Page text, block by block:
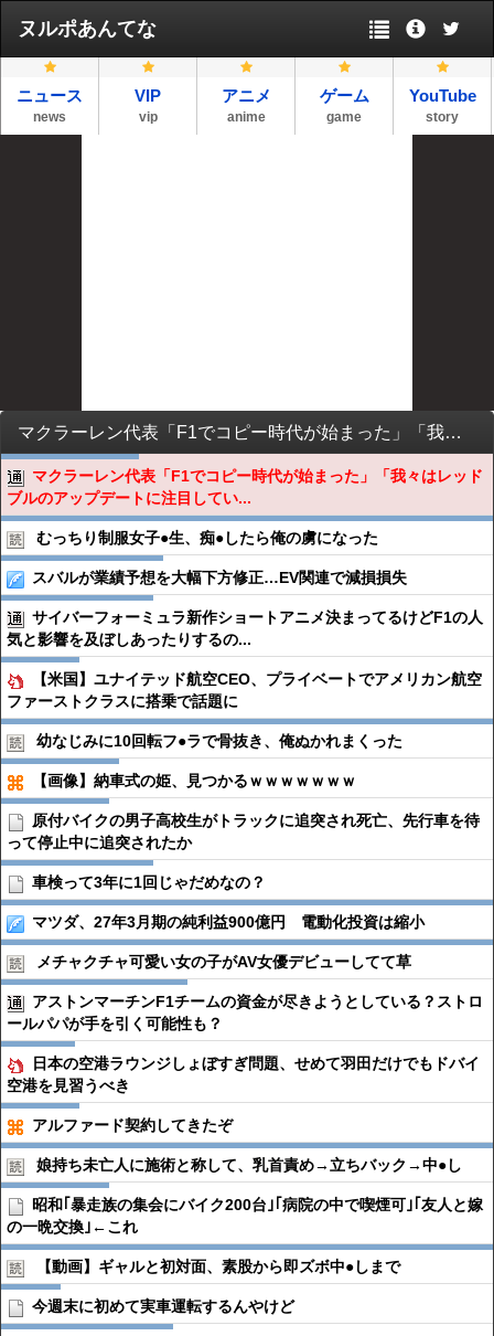
ヌルポあんてな
ニュース
news
VIP
vip
アニメ
anime
ゲーム
game
YouTube
story
マクラーレン代表「F1でコピー時代が始まった」「我々はレッドブルのアップデートに注目している」
マクラーレン代表「F1でコピー時代が始まった」「我々はレッド
ブルのアップデートに注目してい...
むっちり制服女子●︎生、痴●︎したら俺の虜になった
スバルが業績予想を大幅下方修正…EV関連で減損損失
サイバーフォーミュラ新作ショートアニメ決まってるけどF1の人
気と影響を及ぼしあったりするの...
【米国】ユナイテッド航空CEO、プライベートでアメリカン航空
ファーストクラスに搭乗で話題に
幼なじみに10回転フ●︎ラで骨抜き、俺ぬかれまくった
【画像】納車式の姫、見つかるｗｗｗｗｗｗｗ
原付バイクの男子高校生がトラックに追突され死亡、先行車を待
って停止中に追突されたか
車検って3年に1回じゃだめなの？
マツダ、27年3月期の純利益900億円 電動化投資は縮小
メチャクチャ可愛い女の子がAV女優デビューしてて草
アストンマーチンF1チームの資金が尽きようとしている？ストロ
ールパパが手を引く可能性も？
日本の空港ラウンジしょぼすぎ問題、せめて羽田だけでもドバイ
空港を見習うべき
アルファード契約してきたぞ
娘持ち未亡人に施術と称して、乳首責め→立ちバック→中●︎し
昭和｢暴走族の集会にバイク200台｣｢病院の中で喫煙可｣｢友人と嫁
の一晩交換｣←これ
【動画】ギャルと初対面、素股から即ズボ中●︎しまで
今週末に初めて実車運転するんやけど